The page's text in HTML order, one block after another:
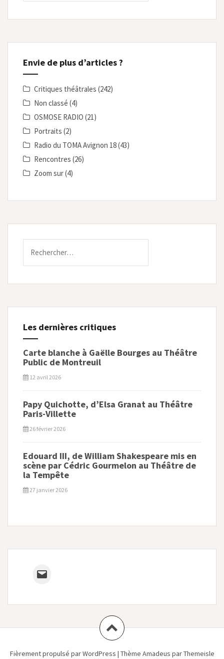
Envie de plus d’articles ?
Critiques théâtrales (242)
Non classé (4)
OSMOSE RADIO (21)
Portraits (2)
Radio du TOMA Avignon 18(43)
Rencontres (26)
Zoom sur(4)
Les dernières critiques
Carte blanche à Gaëlle Bourges au Théâtre
Public de Montreuil
12 avril 2026
Papy Quichotte, d’Elsa Granat au Théâtre
Paris-Villette
26 février 2026
Edouard III, de William Shakespeare mis en
scène par Cédric Gourmelon au Théâtre de
la Tempête
27 janvier 2026
Mail
Fièrement propulsé par WordPress | Thème Amadeus par Themeisle